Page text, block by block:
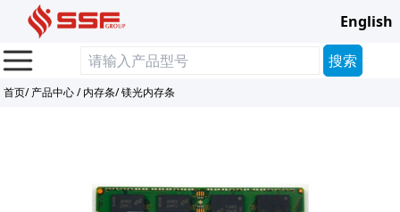
English
首页/产品中心/内存条/镁光内存条